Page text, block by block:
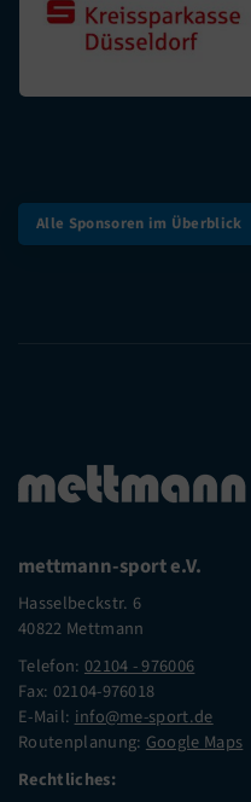
Alle Sponsoren im Überblick
mettmann-sport e.V.
Hasselbeckstr. 6
40822 Mettmann
Telefon: 02104 - 976006
Fax: 02104-976018
E-Mail: info@me-sport.de
Routenplanung: Google Maps
Rechtliches: